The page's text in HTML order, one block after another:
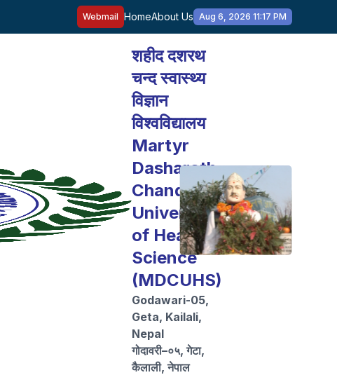
Webmail HomeAbout Us Aug 6, 2026 11:17 PM
शहीद दशरथ
चन्द स्वास्थ्य
विज्ञान
विश्वविद्यालय
Martyr
Dasharath
Chand
University
of Health
Science
(MDCUHS)
Godawari-05,
Geta, Kailali,
Nepal
गोदावरी–०५, गेटा,
कैलाली, नेपाल